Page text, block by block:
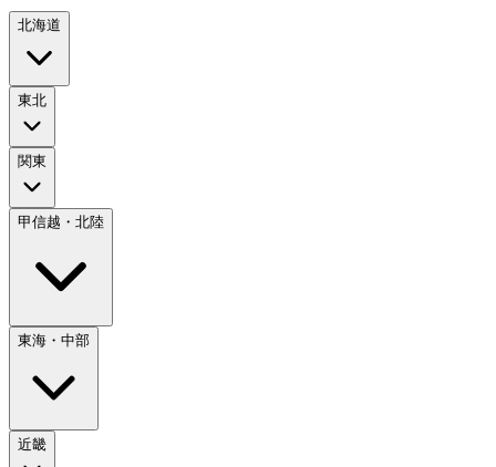
北海道
東北
関東
甲信越・北陸
東海・中部
近畿